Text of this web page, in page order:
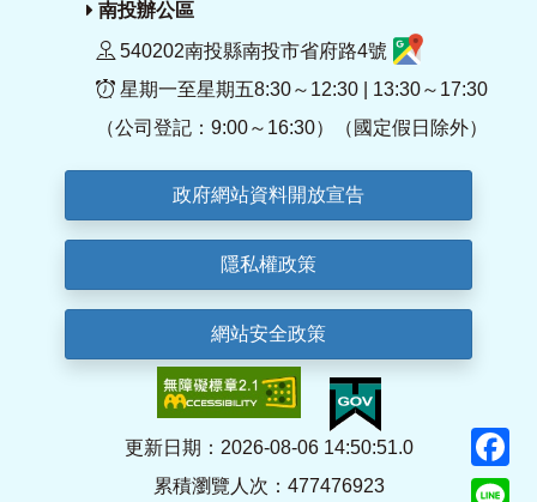
南投辦公區
540202南投縣南投市省府路4號
星期一至星期五8:30～12:30 | 13:30～17:30
（公司登記：9:00～16:30）（國定假日除外）
政府網站資料開放宣告
隱私權政策
網站安全政策
更新日期：2026-08-06 14:50:51.0
累積瀏覽人次：477476923